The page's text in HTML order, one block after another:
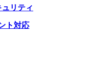
リティ
ト対応